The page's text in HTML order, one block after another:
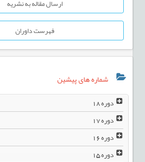
ارسال مقاله به نشریه
فهرست داوران
شماره های پیشین
دوره18
دوره17
دوره16
دوره15